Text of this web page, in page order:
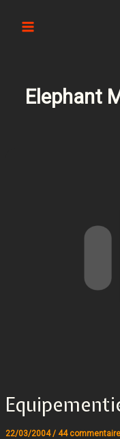
Elephant
22/03/2004/ 44